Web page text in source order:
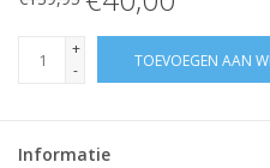
+
-
TOEVOEGEN AAN
Informatie